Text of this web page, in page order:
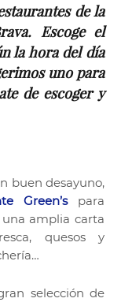
de la
Escoge el
la hora del día
uno para
de escoger y
buen desayuno,
Green’spara
amplia carta
quesos y
selección de